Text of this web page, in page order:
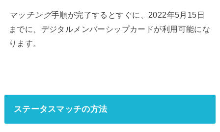
マッチング手順が完了するとすぐに、2022年5月15日
までに、デジタルメンバーシップカードが利用可能にな
ります。
ステータスマッチの方法